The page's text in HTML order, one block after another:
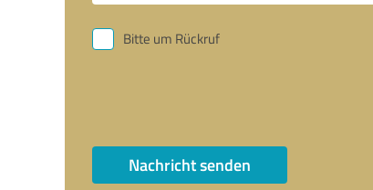
Bitte um Rückruf
Nachricht senden